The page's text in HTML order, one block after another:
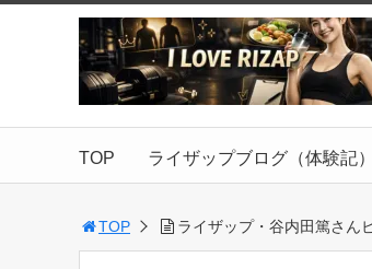
TOP ライザップブログ（体験記）
TOP ライザップ・谷内田篤さん